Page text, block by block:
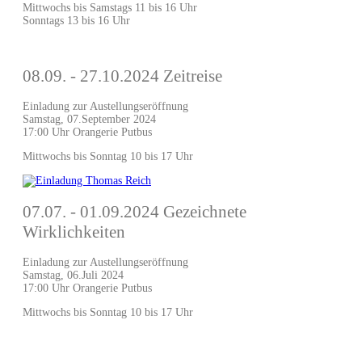
Mittwochs bis Samstags 11 bis 16 Uhr
Sonntags 13 bis 16 Uhr
08.09. - 27.10.2024 Zeitreise
Einladung zur Austellungseröffnung
Samstag, 07.September 2024
17:00 Uhr Orangerie Putbus
Mittwochs bis Sonntag 10 bis 17 Uhr
07.07. - 01.09.2024 Gezeichnete
Wirklichkeiten
Einladung zur Austellungseröffnung
Samstag, 06.Juli 2024
17:00 Uhr Orangerie Putbus
Mittwochs bis Sonntag 10 bis 17 Uhr